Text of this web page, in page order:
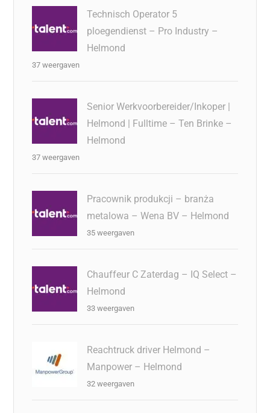
Technisch Operator 5
ploegendienst – Pro Industry –
Helmond
37 weergaven
Senior Werkvoorbereider/Inkoper |
Helmond | Fulltime – Ten Brinke –
Helmond
37 weergaven
Pracownik produkcji – branża
metalowa – Wena BV – Helmond
35 weergaven
Chauffeur C Zaterdag – IQ Select –
Helmond
33 weergaven
Reachtruck driver Helmond –
Manpower – Helmond
32 weergaven